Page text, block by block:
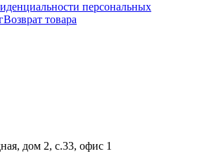
персональных
Возврат товара
дом 2, с.33, офис 1